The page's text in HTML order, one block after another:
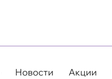
Новости Акции